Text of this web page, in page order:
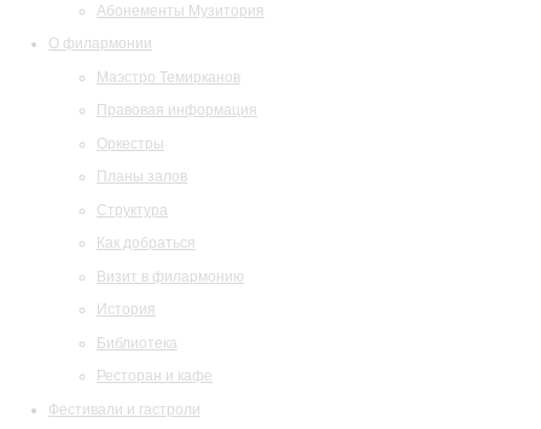
Абонементы Музитория
О филармонии
Маэстро Темирканов
Правовая информация
Оркестры
Планы залов
Структура
Как добраться
Визит в филармонию
История
Библиотека
Ресторан и кафе
Фестивали и гастроли